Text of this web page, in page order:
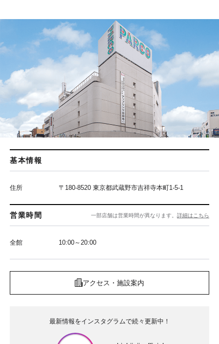
基本情報
住所 〒180-8520 東京都武蔵野市吉祥寺本町1-5-1
営業時間 一部店舗は営業時間が異なります。 詳細はこちら
全館 10:00～20:00
アクセス・施設案内
最新情報をインスタグラムで続々更新中！